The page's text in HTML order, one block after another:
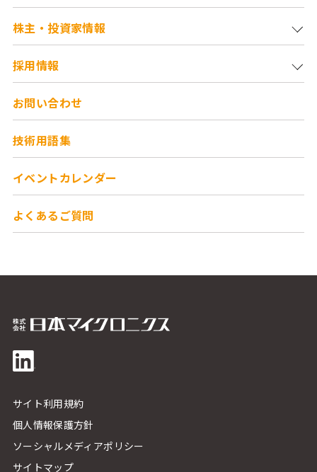
株主・投資家情報
採用情報
お問い合わせ
技術用語集
イベントカレンダー
よくあるご質問
サイト利用規約
個人情報保護方針
ソーシャルメディアポリシー
サイトマップ